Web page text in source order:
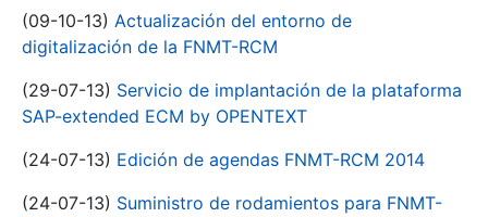
(09-10-13) Actualización del entorno de
digitalización de la FNMT-RCM
(29-07-13) Servicio de implantación de la plataforma
SAP-extended ECM by OPENTEXT
(24-07-13) Edición de agendas FNMT-RCM 2014
(24-07-13) Suministro de rodamientos para FNMT-